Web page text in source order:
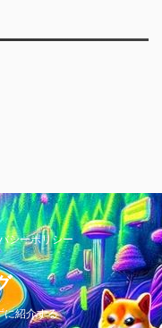
シーポリシー
に紹介する